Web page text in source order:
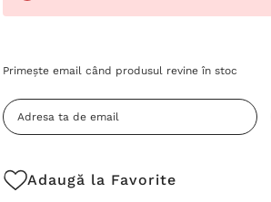
Grăbește-
Stocul
curent
Primește email când produsul revine în stoc
Adaugă la Favorite